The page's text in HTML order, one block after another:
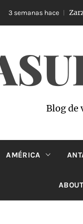
3 semanas hace
Blog de
AMÉRICA